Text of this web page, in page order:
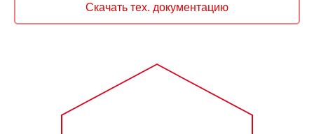
Скачать тех. документацию